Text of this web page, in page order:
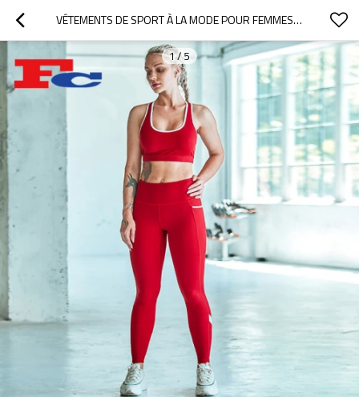
VÊTEMENTS DE SPORT À LA MODE POUR FEMMES PERSONNALISÉES OEM
1/5